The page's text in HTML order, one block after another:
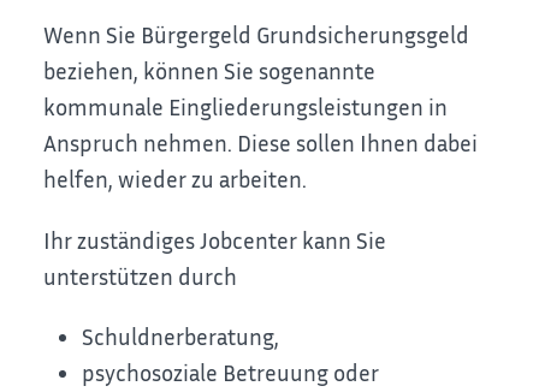
Wenn Sie Bürgergeld Grundsicherungsgeld
beziehen, können Sie sogenannte
kommunale Eingliederungsleistungen in
Anspruch nehmen. Diese sollen Ihnen dabei
helfen, wieder zu arbeiten.
Ihr zuständiges Jobcenter kann Sie
unterstützen durch
Schuldnerberatung,
psychosoziale Betreuung oder